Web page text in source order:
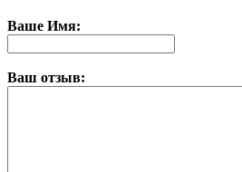
Ваше Имя:
Ваш отзыв: